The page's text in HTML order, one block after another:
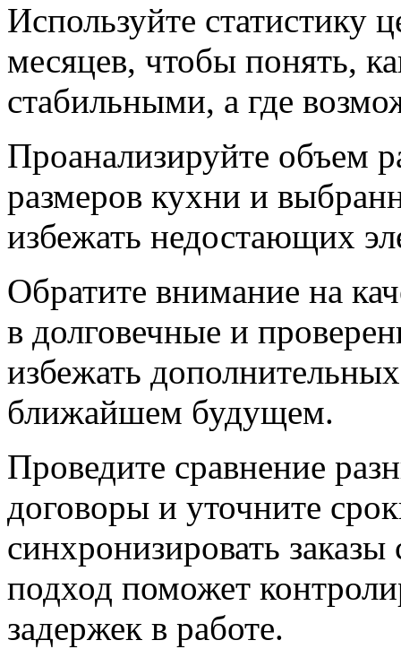
Используйте статистику
месяцев, чтобы понять,
стабильными, а где
Проанализируйте объем
размеров кухни и
избежать недостающих
Обратите внимание на
в долговечные и
избежать
ближайшем будущем.
Проведите сравнение
договоры и уточните
синхронизировать
подход поможет
задержек в работе.